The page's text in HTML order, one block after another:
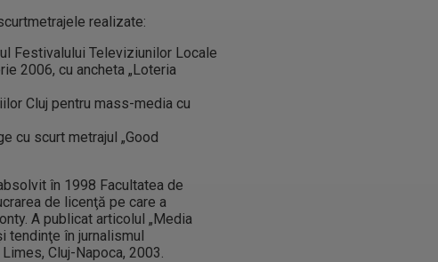
realizate:
Festivalului Televiziunilor Locale
2006, cu ancheta „Loteria
Cluj pentru mass-media cu
cu scurt metrajul „Good
în 1998 Facultatea de
de licenţă pe care a
A publicat articolul „Media
tendinţe în jurnalismul
Cluj-Napoca, 2003.